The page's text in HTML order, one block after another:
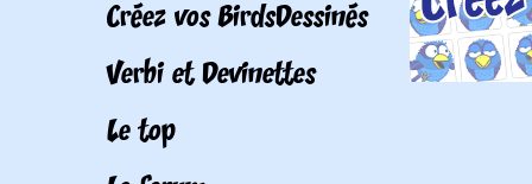
Créez vos BirdsDessinés
Verbi et Devinettes
Le top